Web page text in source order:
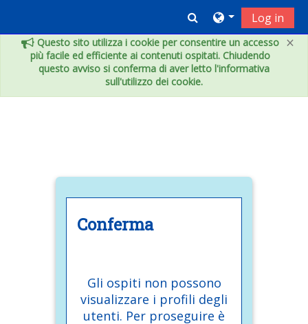
×
Questo sito utilizza i cookie per consentire un accesso
più facile ed efficiente ai contenuti ospitati. Chiudendo
questo avviso si conferma di aver letto l'informativa
sull'utilizzo dei cookie.
Toggle search
Log in
Conferma
Gli ospiti non possono
visualizzare i profili degli
utenti. Per proseguire è